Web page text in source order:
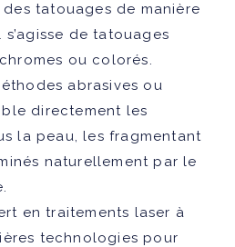
tatouages de manière
de tatouages
ou colorés.
abrasives ou
directement les
la peau, les fragmentant
naturellement par le
en traitements laser à
technologies pour